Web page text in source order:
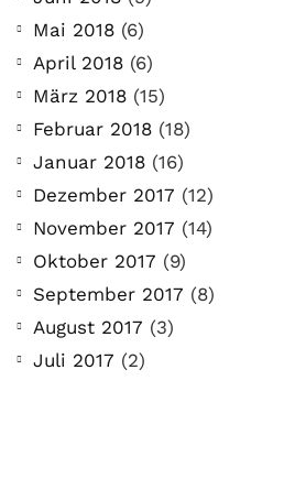
Mai 2018 (6)
April 2018 (6)
März 2018 (15)
Februar 2018 (18)
Januar 2018 (16)
Dezember 2017 (12)
November 2017 (14)
Oktober 2017 (9)
September 2017 (8)
August 2017 (3)
Juli 2017 (2)